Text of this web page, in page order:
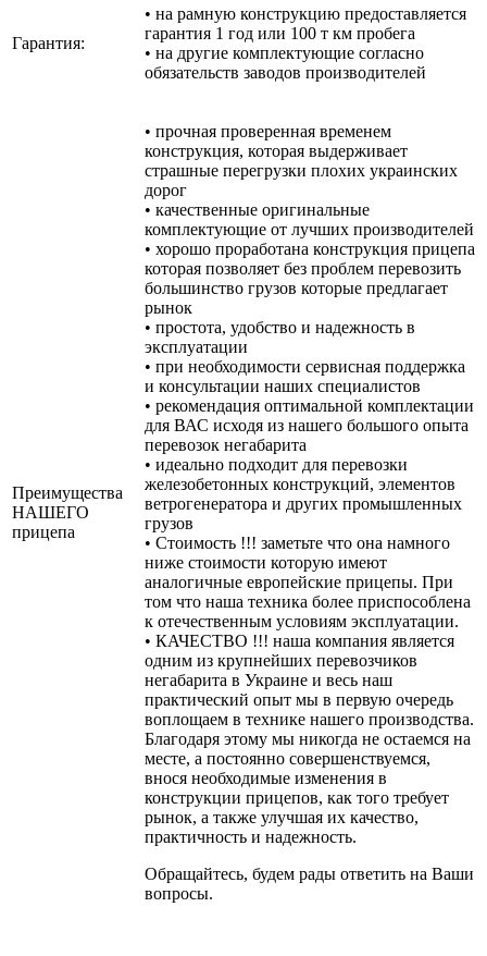
Гарантия:
• на рамную конструкцию предоставляется
гарантия 1 год или 100 т км пробега
• на другие комплектующие согласно
обязательств заводов производителей
Преимущества
НАШЕГО
прицепа
• прочная проверенная временем
конструкция, которая выдерживает
страшные перегрузки плохих украинских
дорог
• качественные оригинальные
комплектующие от лучших производителей
• хорошо проработана конструкция прицепа
которая позволяет без проблем перевозить
большинство грузов которые предлагает
рынок
• простота, удобство и надежность в
эксплуатации
• при необходимости сервисная поддержка
и консультации наших специалистов
• рекомендация оптимальной комплектации
для ВАС исходя из нашего большого опыта
перевозок негабарита
• идеально подходит для перевозки
железобетонных конструкций, элементов
ветрогенератора и других промышленных
грузов
• Стоимость !!! заметьте что она намного
ниже стоимости которую имеют
аналогичные европейские прицепы. При
том что наша техника более приспособлена
к отечественным условиям эксплуатации.
• КАЧЕСТВО !!! наша компания является
одним из крупнейших перевозчиков
негабарита в Украине и весь наш
практический опыт мы в первую очередь
воплощаем в технике нашего производства.
Благодаря этому мы никогда не остаемся на
месте, а постоянно совершенствуемся,
внося необходимые изменения в
конструкции прицепов, как того требует
рынок, а также улучшая их качество,
практичность и надежность.
Обращайтесь, будем рады ответить на Ваши
вопросы.